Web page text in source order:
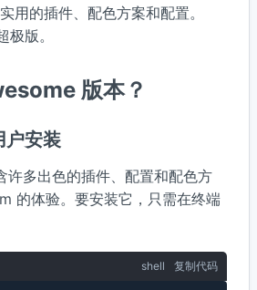
用的插件、配色方案和配置。
版。
版本？
户安装
许多出色的插件、配置和配色方
的体验。要安装它，只需在终端
shell 复制代码